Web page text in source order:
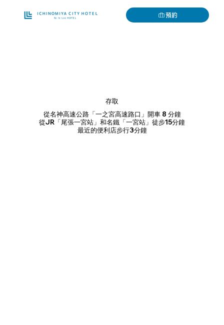
存取
從名神高速公路「一之宮高速路口」開車 8 分鐘
從JR「尾張一宮站」和名鐵「一宮站」徒步15分鐘
最近的便利店步行3分鐘
預約